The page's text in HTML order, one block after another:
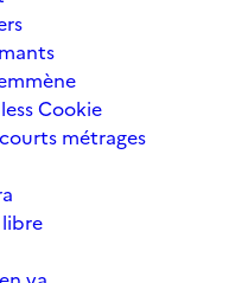
Cookie
métrages